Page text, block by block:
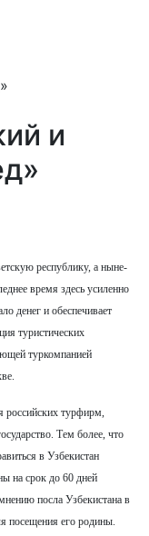
и
республику, а ныне-
время здесь усиленно
денег и обеспечивает
туристических
туркомпанией
российских турфирм,
Тем более, что
в Узбекистан
на срок до 60 дней
посла Узбекистана в
посещения его родины.